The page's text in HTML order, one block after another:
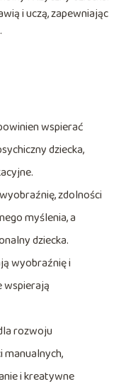
i uczą, zapewniając
wspierać
dziecka,
zdolności
myślenia, a
dziecka.
wyobraźnię i
wspierają
rozwoju
manualnych,
i kreatywne